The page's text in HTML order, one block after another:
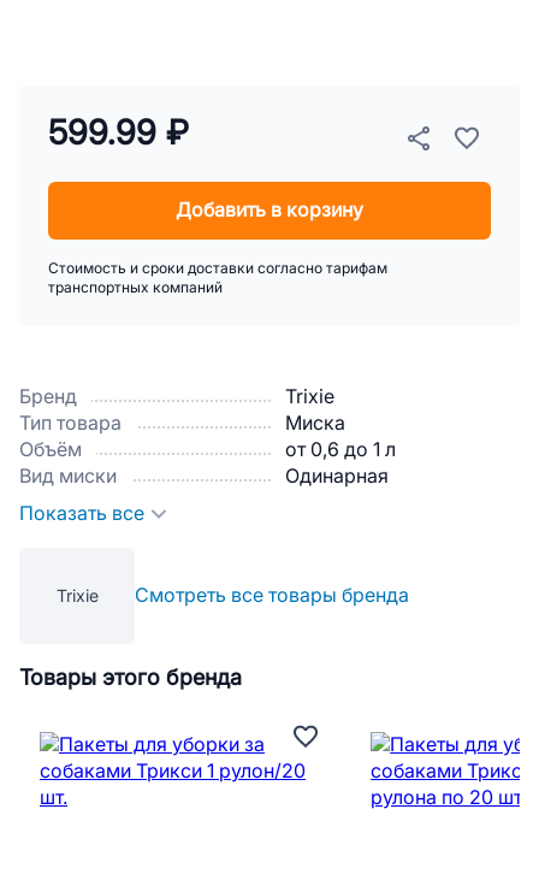
Бренд
Trixie
Тип товара
Миска
Объём
от 0,6 до 1 л
Вид миски
Одинарная
Показать все
Trixie Смотреть все товары бренда
599.99 ₽
Добавить в корзину
Стоимость и сроки доставки согласно тарифам
транспортных компаний
Товары этого бренда